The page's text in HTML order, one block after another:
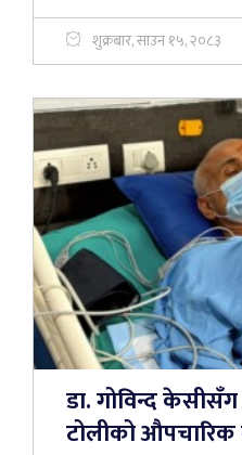
शुक्रबार, साउन १५, २०८३
डा. गोविन्द केसीसँग
टोलीको औपचारिक